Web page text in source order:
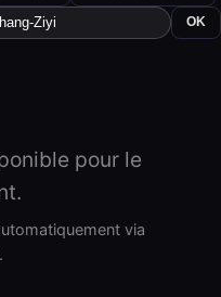
OK
pour le
via